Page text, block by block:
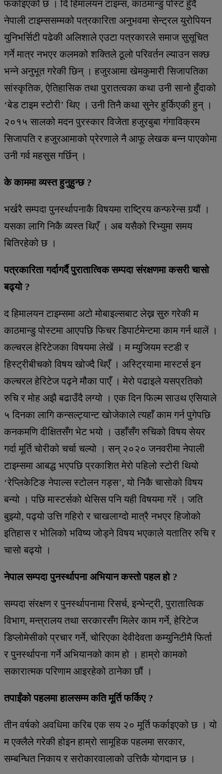
फर्काइएको छ । दि हिमालयन टाइम्स, काठमान्डु पोस्ट हुँदै
नेपाली टाइम्ससम्मको पत्रकारिता अनुभवमा सेन्ट्रल युरोपियन
युनिभर्सिटी पढेकी अलिशाले एउटा पत्रकारले समाज सुसूचित
गर्ने मात्र नभएर कलमको शक्तिले ठूलो परिवर्तन ल्याउन सक्छ
भन्ने अनुभूत गरेकी छिन् । हजुरआमा खेमकुमारी सिजापतिका
सांस्कृतिक, ऐतिहासिक तथा पुरातत्वका कथा उनी सानो हुँदाको
‘बेड टाइम स्टोरी’ थिए । उनी तिनै कथा सुनेर हुर्किएकी हुन् ।
२०१५ सालको मदन पुरस्कार विजेता हजुरबुबा गंगाविक्रम
सिजापति र हजुरआमाको प्रेरणाले नै आफू लेखक बन्न पाएकोमा
उनी गर्व महसुस गर्छिन् ।
के काममा व्यस्त हुनुहुन्छ ?
भर्खरै सम्पदा पुनर्स्थापनाकै विषयमा राष्ट्रिय कन्फरेन्स गर्‍यौं ।
यसका लागि निकै व्यस्त थिएँ । अब यसैको रिभ्युमा समय
बितिरहेको छ ।
पत्रकारिता गर्दागर्दै पुरातात्विक सम्पदा संरक्षणमा कसरी चासो
बढ्यो ?
द हिमालयन टाइम्समा अटो मोबाइल्सबाट लेख्न सुरु गरेकी म
काठमान्डु पोस्टमा आएपछि फिचर डिपार्टमेन्टमा काम गर्न थालें ।
कल्चरल हेरिटेजका विषयमा लेखें । म म्युजियम स्टडी र
हिस्ट्रीबीचको विषय खोज्दै थिएँ । अस्ट्रियामा मास्टर्स इन
कल्चरल हेरिटेज पढ्ने मौका पाएँ । मेरो पढाइले यसप्रतिको
रुचि र मोह अझै बढाउँदै लग्यो । एक दिन फिल्म साउथ एसियाले
५ दिनका लागि कन्सल्ट्यान्ट खोजेकाले त्यहाँ काम गर्न पुगेपछि
कनकमणि दीक्षितसँग भेट भयो । उहाँसँग रुचिको विषय सेयर
गर्दा मूर्ति चोरीको चर्चा चल्यो । सन् २०२० जनवरीमा नेपाली
टाइम्समा आबद्ध भएपछि प्रकाशित मेरो पहिलो स्टोरी थियो
‘रेप्लिकेटिङ नेपाल्स स्टोलन गड्स’, यो निकै चासोको विषय
बन्यो । पछि मास्टर्सको थेसिस पनि यही विषयमा गरें । जति
बुझ्यो, पढ्यो उत्ति गहिरो र चाखलाग्दो मात्रै नभएर हिजोको
इतिहास र भोलिको भविष्य जोड्ने विषय भएकाले यतातिर रुचि र
चासो बढ्यो ।
नेपाल सम्पदा पुनर्स्थापना अभियान कस्तो पहल हो ?
सम्पदा संरक्षण र पुनर्स्थापनामा रिसर्च, इन्भेन्ट्री, पुरातात्विक
विभाग, मन्त्रालय तथा सरकारसँग मिलेर काम गर्ने, हेरिटेज
डिप्लोमेसीको प्रचार गर्ने, चोरिएका देवीदेवता कम्युनिटीमै फिर्ता
र पुनर्स्थापना गर्ने अभियानको काम हो । हाम्रो कामको
सकारात्मक परिणाम आइरहेको ठानेका छौं ।
तपाईंको पहलमा हालसम्म कति मूर्ति फर्किए ?
तीन वर्षको अवधिमा करिब एक सय २० मूर्ति फर्काइएको छ । यो
म एक्लैले गरेकी होइन हाम्रो सामूहिक पहलमा सरकार,
सम्बन्धित निकाय र सरोकारवालाको उत्तिकै योगदान छ ।